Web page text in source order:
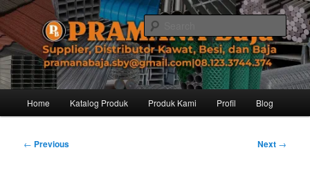
Skip
to
primary
contentPramana Baja Distributor Baja Besi
Kawat – 08.123.3744.374
Distributor dari Pabrik Besi Baja, Supplier Besi Baja, Jual besi beton. Info
dan Pemesanan hub. Ibu Rinanti 08.123.3744.374. Dgn harga yg kompetitif,
Amanah, dan pelayanan yg ramah, kami siap melayani segala kebutuhan
besi anda.
Home Katalog Produk Produk Kami Profil Blog
Post
← Previous Next →